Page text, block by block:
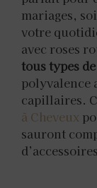
mariages,
votre
avec roses
tous types
polyvalence
capillaires.
à Cheveux
sauront